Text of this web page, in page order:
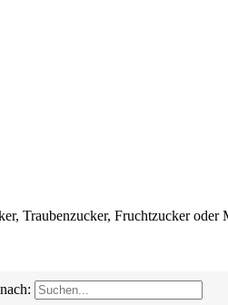
Traubenzucker, Fruchtzucker